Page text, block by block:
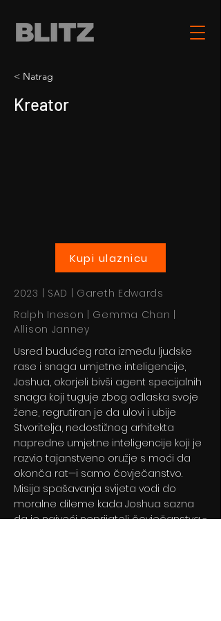
< Natrag
Kreator
Kupi ulaznicu
2023 | SAD | Gareth Edwards
Ralph Ineson | Gemma Chan |
Allison Janney
Usred budućeg rata između ljudske
rase i snaga umjetne inteligencije,
Joshua, okorjeli bivši agent specijalnih
snaga koji tuguje zbog odlaska svoje
žene, regrutiran je da ulovi i ubije
Stvoritelja, nedostižnog arhitekta
napredne umjetne inteligencije koji je
razvio tajanstveno oružje s moći da
okonča rat—i samo čovječanstvo.
Misija spašavanja svijeta vodi do
moralne dileme kada Joshua sazna
da je najveći neprijatelj čovječanstva -